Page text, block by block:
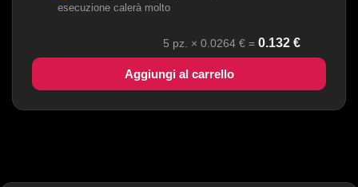
esecuzione calerà molto
5 pz. × 0.0264 € = 0.132 €
Aggiungi al carrello